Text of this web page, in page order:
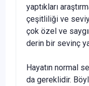
yaptıkları
çeşitliliği ve
çok özel ve
derin bir sevinç
Hayatın normal
da gereklidir.